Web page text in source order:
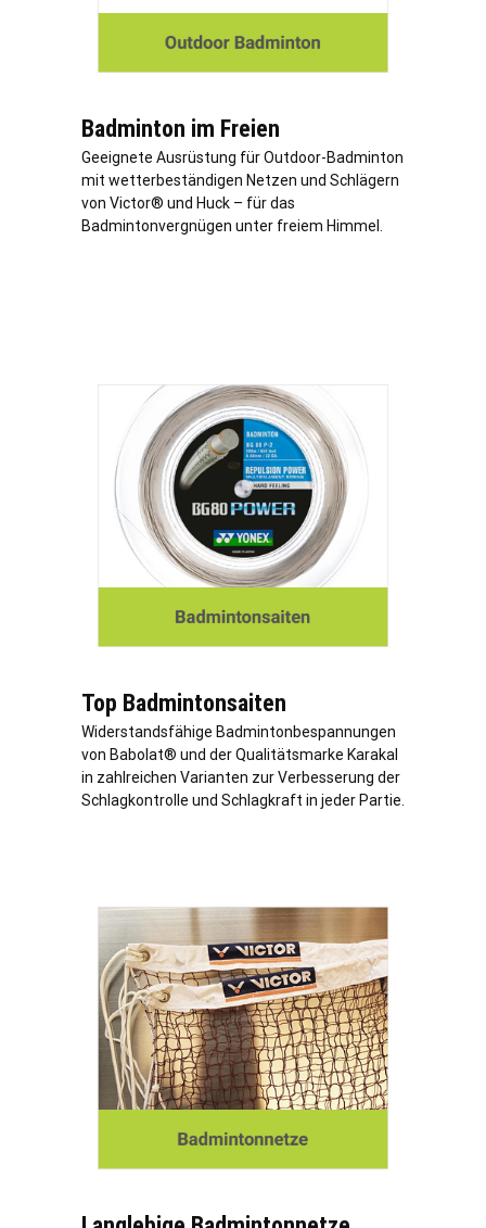
Badminton im Freien
Geeignete Ausrüstung für Outdoor-Badminton
mit wetterbeständigen Netzen und Schlägern
von Victor® und Huck – für das
Badmintonvergnügen unter freiem Himmel.
Top Badmintonsaiten
Widerstandsfähige Badmintonbespannungen
von Babolat® und der Qualitätsmarke Karakal
in zahlreichen Varianten zur Verbesserung der
Schlagkontrolle und Schlagkraft in jeder Partie.